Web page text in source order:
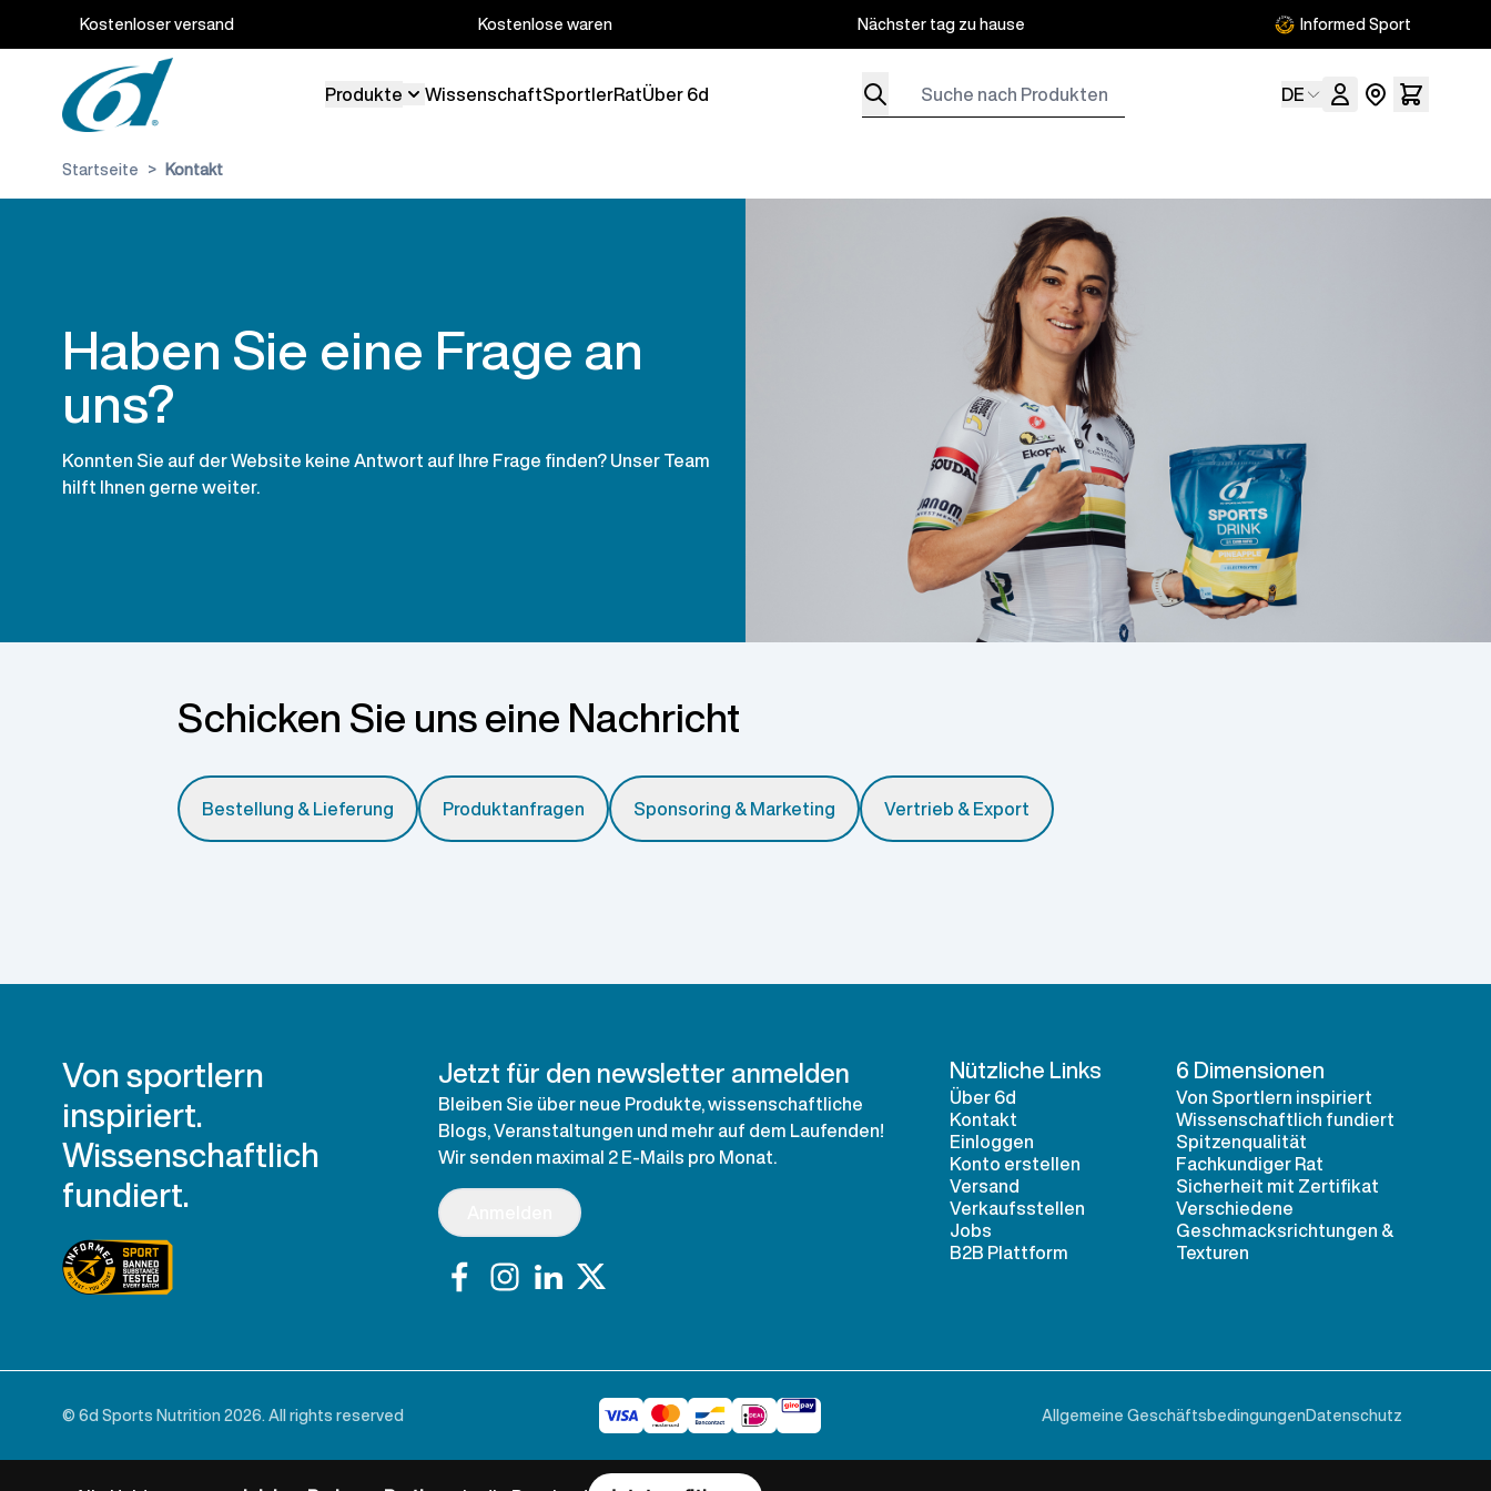
Zum Inhalt springenKostenloser versand Kostenlose waren Nächster tag zu hause Informed Sport
Produkte Toggle submenu for Produkte
WissenschaftSportlerRatÜber 6d Suche nach Produkten Sprache
DE
Startseite > Kontakt
Haben Sie eine Frage an
uns?
Konnten Sie auf der Website keine Antwort auf Ihre Frage finden? Unser Team
hilft Ihnen gerne weiter.
Schicken Sie uns eine Nachricht
Bestellung & Lieferung Produktanfragen Sponsoring & Marketing Vertrieb & Export
Von sportlern
inspiriert.
Wissenschaftlich
fundiert.
Jetzt für den newsletter anmelden
Bleiben Sie über neue Produkte, wissenschaftliche
Blogs, Veranstaltungen und mehr auf dem Laufenden!
Wir senden maximal 2 E-Mails pro Monat.
Nützliche Links
Über 6d
Kontakt
Einloggen
Konto erstellen
Versand
Verkaufsstellen
Jobs
B2B Plattform
6 Dimensionen
Von Sportlern inspiriert
Wissenschaftlich fundiert
Spitzenqualität
Fachkundiger Rat
Sicherheit mit Zertifikat
Verschiedene
Geschmacksrichtungen &
Texturen
© 6d Sports Nutrition 2026. All rights reserved Allgemeine GeschäftsbedingungenDatenschutz